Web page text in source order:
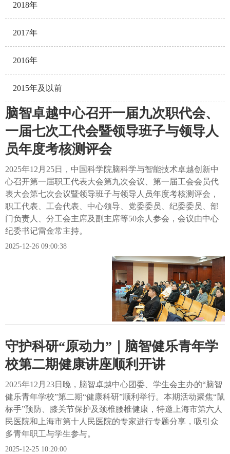
2018年
2017年
2016年
2015年及以前
脑智卓越中心召开一届九次职代会、
一届七次工代会暨领导班子与领导人
员年度考核测评会
2025年12月25日，中国科学院脑科学与智能技术卓越创新中
心召开第一届职工代表大会第九次会议、第一届工会会员代
表大会第七次会议暨领导班子与领导人员年度考核测评会，
职工代表、工会代表、中心领导、党委委员、纪委委员、部
门负责人、分工会主席及副主席等50余人参会，会议由中心
纪委书记雷金常主持。
2025-12-26 09:00:38
守护科研“原动力”｜脑智健乐青年学
校第二期健康讲座顺利开讲
2025年12月23日晚，脑智卓越中心团委、学生会主办的“脑智
健乐青年学校”第二期“健康科研”顺利举行。本期活动聚焦“鼠
标手”预防、膝关节保护及颈椎腰椎健康，特邀上海市第六人
民医院和上海市第十人民医院的专家进行专题分享，吸引众
多青年职工与学生参与。
2025-12-25 10:20:00